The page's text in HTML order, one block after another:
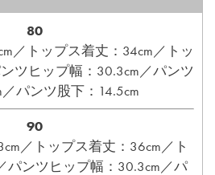
80
／トップス着丈：34cm／トッ
ツヒップ幅：30.3cm／パンツ
パンツ股下：14.5cm
90
／トップス着丈：36cm／ト
パンツヒップ幅：30.3cm／パ